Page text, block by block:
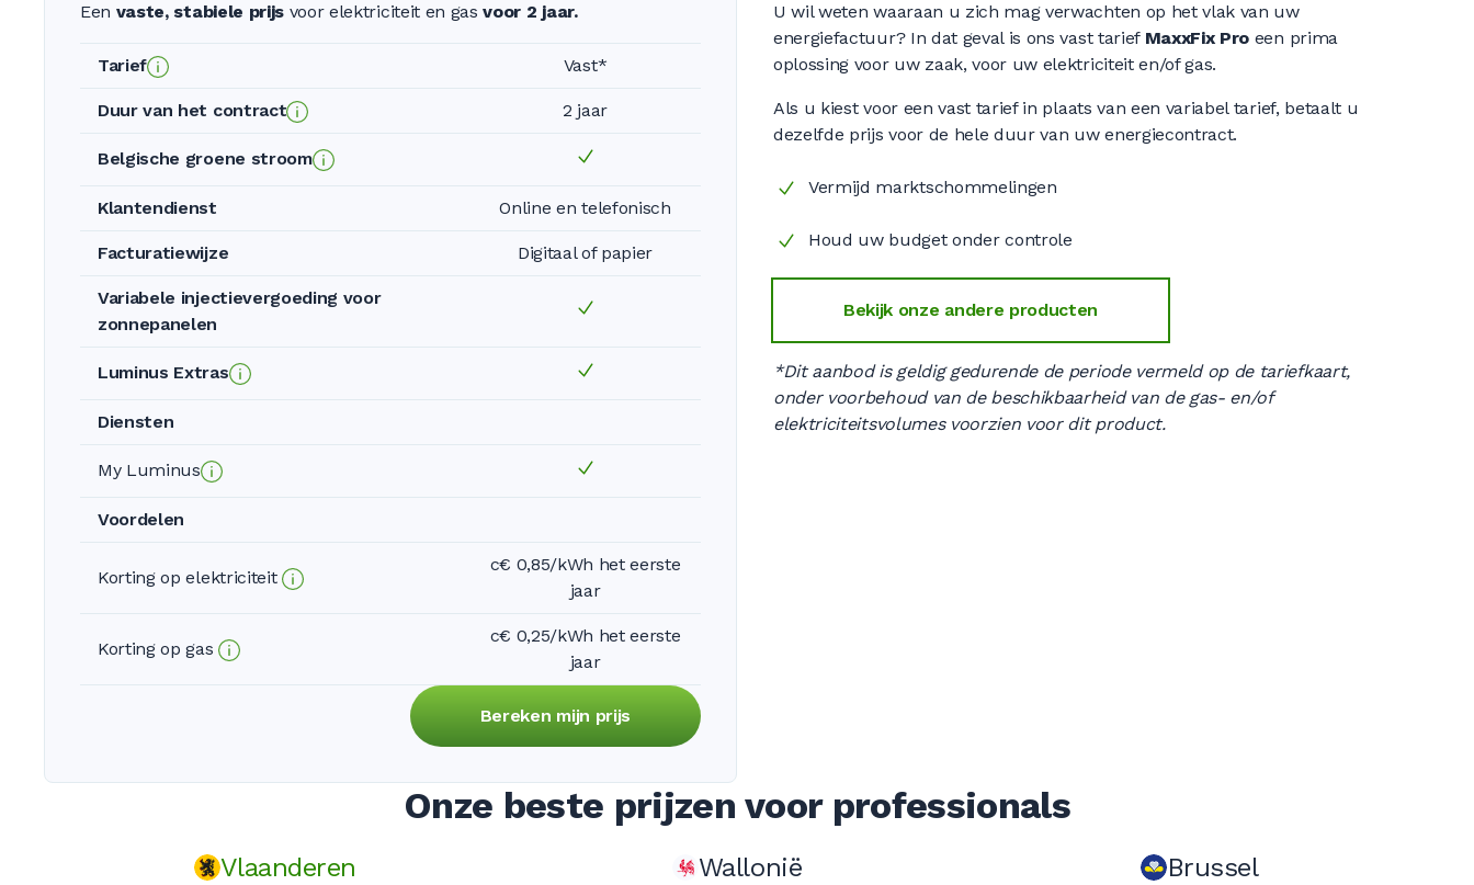
Een vaste, stabiele prijs voor elektriciteit en gasvoor 2 jaar.
Tarief Vast*
Duur van het contract 2 jaar
Belgische groene stroom
Klantendienst Online en telefonisch
Facturatiewijze Digitaal of papier
Variabele injectievergoeding voor
zonnepanelen
Luminus Extras
Diensten
My Luminus
Voordelen
Korting op elektriciteit
c€ 0,85/kWh het eerste
jaar
Korting op gas
c€ 0,25/kWh het eerste
jaar
Bereken mijn prijs
U wil weten waaraan u zich mag verwachten op het vlak van uw
energiefactuur? In dat geval is ons vast tarief MaxxFix Pro een prima
oplossing voor uw zaak, voor uw elektriciteit en/of gas.
Als u kiest voor een vast tarief in plaats van een variabel tarief, betaalt u
dezelfde prijs voor de hele duur van uw energiecontract.
Vermijd marktschommelingen
Houd uw budget onder controle
Bekijk onze andere producten
*Dit aanbod is geldig gedurende de periode vermeld op de tariefkaart,
onder voorbehoud van de beschikbaarheid van de gas- en/of
elektriciteitsvolumes voorzien voor dit product.
Onze beste prijzen voor professionals
Vlaanderen Wallonië Brussel